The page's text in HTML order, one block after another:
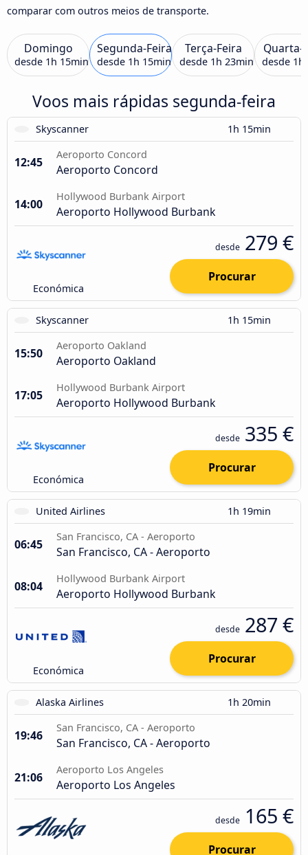
comparar com outros meios de transporte.
Domingo
desde 1h 15min
Segunda-Feira
desde 1h 15min
Terça-Feira
desde 1h 23min
Quarta-
desde 1h
Voos mais rápidas segunda-feira
Skyscanner 1h 15min
12:45
Aeroporto Concord
Aeroporto Concord
14:00
Hollywood Burbank Airport
Aeroporto Hollywood Burbank
Económica
desde 279 €
Procurar
Skyscanner 1h 15min
15:50
Aeroporto Oakland
Aeroporto Oakland
17:05
Hollywood Burbank Airport
Aeroporto Hollywood Burbank
Económica
desde 335 €
Procurar
United Airlines 1h 19min
06:45
San Francisco, CA - Aeroporto
San Francisco, CA - Aeroporto
08:04
Hollywood Burbank Airport
Aeroporto Hollywood Burbank
Económica
desde 287 €
Procurar
Alaska Airlines 1h 20min
19:46
San Francisco, CA - Aeroporto
San Francisco, CA - Aeroporto
21:06
Aeroporto Los Angeles
Aeroporto Los Angeles
desde 165 €
Procurar